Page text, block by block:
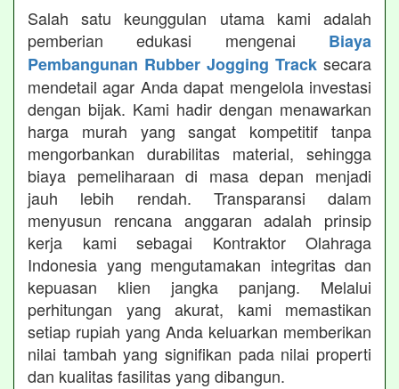
Salah satu keunggulan utama kami adalah
pemberian edukasi mengenai Biaya
Pembangunan Rubber Jogging Track secara
mendetail agar Anda dapat mengelola investasi
dengan bijak. Kami hadir dengan menawarkan
harga murah yang sangat kompetitif tanpa
mengorbankan durabilitas material, sehingga
biaya pemeliharaan di masa depan menjadi
jauh lebih rendah. Transparansi dalam
menyusun rencana anggaran adalah prinsip
kerja kami sebagai Kontraktor Olahraga
Indonesia yang mengutamakan integritas dan
kepuasan klien jangka panjang. Melalui
perhitungan yang akurat, kami memastikan
setiap rupiah yang Anda keluarkan memberikan
nilai tambah yang signifikan pada nilai properti
dan kualitas fasilitas yang dibangun.